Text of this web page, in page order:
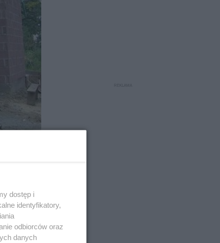
jak domy
się
dostęp i
identyfikatory,
odbiorców oraz
danych